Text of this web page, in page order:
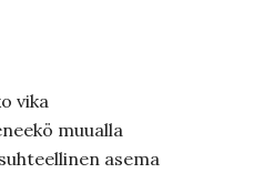
vika
muualla
asema